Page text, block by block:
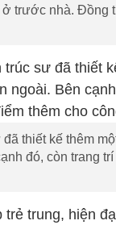
trước nhà. Đồng
thiết kế thêm
đó, còn trang